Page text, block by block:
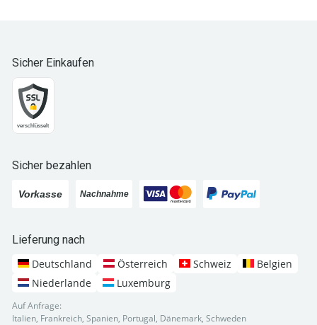
Sicher Einkaufen
Sicher bezahlen
Lieferung nach
Deutschland
Österreich Schweiz
Belgien
Niederlande
Luxemburg
Auf Anfrage:
Italien, Frankreich, Spanien, Portugal, Dänemark, Schweden